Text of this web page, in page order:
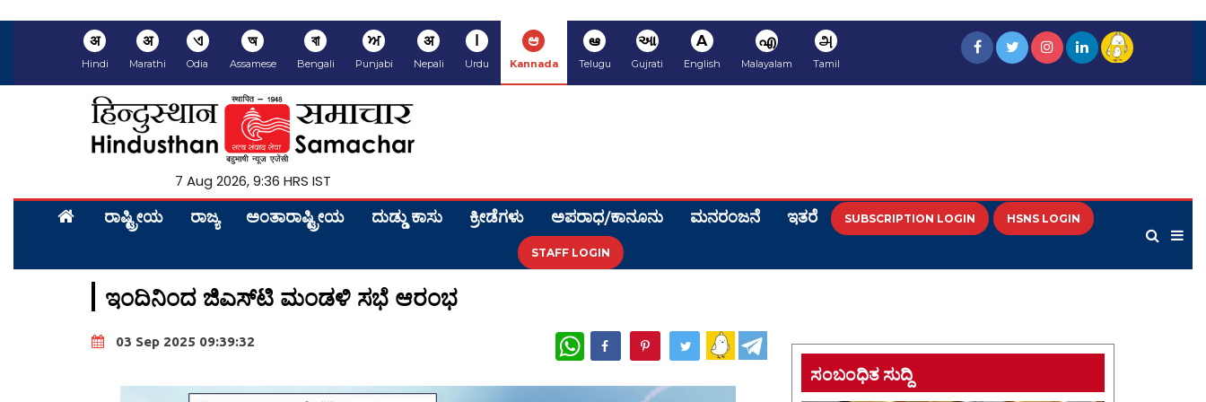
अ
Hindi
अ
Marathi
ଏ
Odia
অ
Assamese
বা
Bengali
ਅ
Punjabi
अ
Nepali
ا
Urdu
ಆ
Kannada
ఆ
Telugu
આ
Gujrati
A
English
എ
Malayalam
அ
Tamil
7 Aug 2026, 9:36 HRS IST
ರಾಷ್ಟ್ರೀಯ ರಾಜ್ಯ ಅಂತಾರಾಷ್ಟ್ರೀಯ ದುಡ್ಡು ಕಾಸು ಕ್ರೀಡೆಗಳು ಅಪರಾಧ/ಕಾನೂನು ಮನರಂಜನೆ ಇತರೆ SUBSCRIPTION LOGIN HSNS LOGIN
STAFF LOGIN
ಇಂದಿನಿಂದ ಜಿಎಸ್‌ಟಿ ಮಂಡಳಿ ಸಭೆ ಆರಂಭ
03 Sep 2025 09:39:32 WhatsApp
ಸಂಬಂಧಿತ ಸುದ್ದಿ